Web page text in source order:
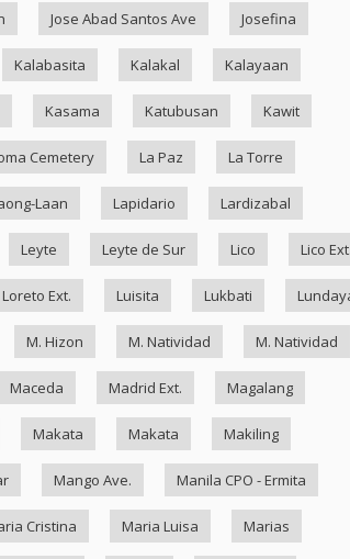
Jose Abad Santos Ave Josefina
Kalabasita Kalakal Kalayaan
Kasama Katubusan Kawit
Cemetery La Paz La Torre
Laan Lapidario Lardizabal
Leyte Leyte de Sur Lico Lico Ext.
Loreto Ext. Luisita Lukbati
M. Hizon M. Natividad M. Natividad
Maceda Madrid Ext. Magalang
Makata Makata Makiling
Mango Ave. Manila CPO - Ermita
Cristina Maria Luisa Marias